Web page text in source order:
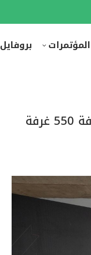
المؤتمرات بروفايل
الكان العقارية تطلق”سيتادل بلازا” بالقاهرة متضمناً إضافة 550 غرفة